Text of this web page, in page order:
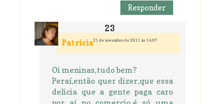
Responder
Patricia21 de novembro de 2011 às 14:07
Oi meninas,tudo bem?
Peraí,então quer dizer,que essa
delicia que a gente paga caro